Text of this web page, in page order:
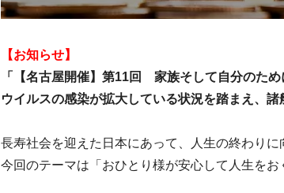
【お知らせ】
「【名古屋開催】第11回 家族そして自分のた
ウイルスの感染が拡大している状況を踏まえ、
長寿社会を迎えた日本にあって、人生の終わり
今回のテーマは「おひとり様が安心して人生をお